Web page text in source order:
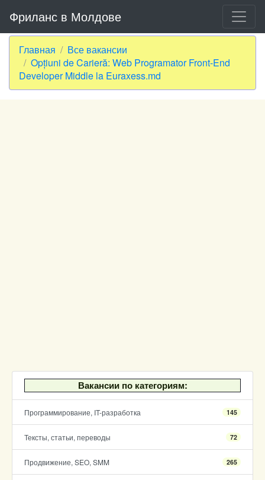
Фриланс в Молдове
Главная
Все вакансии
Opțiuni de Carieră: Web Programator Front-End
Developer Middle la Euraxess.md
Вакансии по категориям:
Программирование, IT-разработка 145
Тексты, статьи, переводы 72
Продвижение, SEO, SMM 265